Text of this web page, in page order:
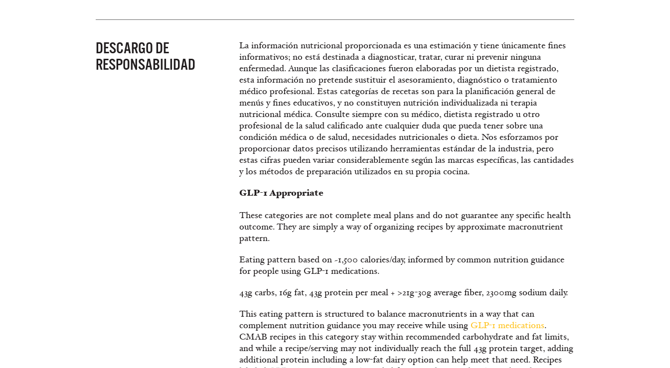
DESCARGO DE
RESPONSABILIDAD
La información nutricional proporcionada es una estimación y tiene únicamente fines
informativos; no está destinada a diagnosticar, tratar, curar ni prevenir ninguna
enfermedad. Aunque las clasificaciones fueron elaboradas por un dietista registrado,
esta información no pretende sustituir el asesoramiento, diagnóstico o tratamiento
médico profesional. Estas categorías de recetas son para la planificación general de
menús y fines educativos, y no constituyen nutrición individualizada ni terapia
nutricional médica. Consulte siempre con su médico, dietista registrado u otro
profesional de la salud calificado ante cualquier duda que pueda tener sobre una
condición médica o de salud, necesidades nutricionales o dieta. Nos esforzamos por
proporcionar datos precisos utilizando herramientas estándar de la industria, pero
estas cifras pueden variar considerablemente según las marcas específicas, las cantidades
y los métodos de preparación utilizados en su propia cocina.
GLP-1 Appropriate
These categories are not complete meal plans and do not guarantee any specific health
outcome. They are simply a way of organizing recipes by approximate macronutrient
pattern.
Eating pattern based on ~1,500 calories/day, informed by common nutrition guidance
for people using GLP-1 medications.
43g carbs, 16g fat, 43g protein per meal + >21g-30g average fiber, 2300mg sodium daily.
This eating pattern is structured to balance macronutrients in a way that can
complement nutrition guidance you may receive while using GLP-1 medications.
CMAB recipes in this category stay within recommended carbohydrate and fat limits,
and while a recipe/serving may not individually reach the full 43g protein target, adding
additional protein including a low-fat dairy option can help meet that need. Recipes